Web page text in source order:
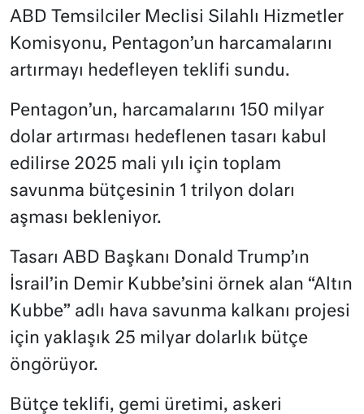
ABD Temsilciler Meclisi Silahlı Hizmetler
Komisyonu, Pentagon’un harcamalarını
artırmayı hedefleyen teklifi sundu.
Pentagon’un, harcamalarını 150 milyar
dolar artırması hedeflenen tasarı kabul
edilirse 2025 mali yılı için toplam
savunma bütçesinin 1 trilyon doları
aşması bekleniyor.
Tasarı ABD Başkanı Donald Trump’ın
İsrail’in Demir Kubbe’sini örnek alan “Altın
Kubbe” adlı hava savunma kalkanı projesi
için yaklaşık 25 milyar dolarlık bütçe
öngörüyor.
Bütçe teklifi, gemi üretimi, askeri